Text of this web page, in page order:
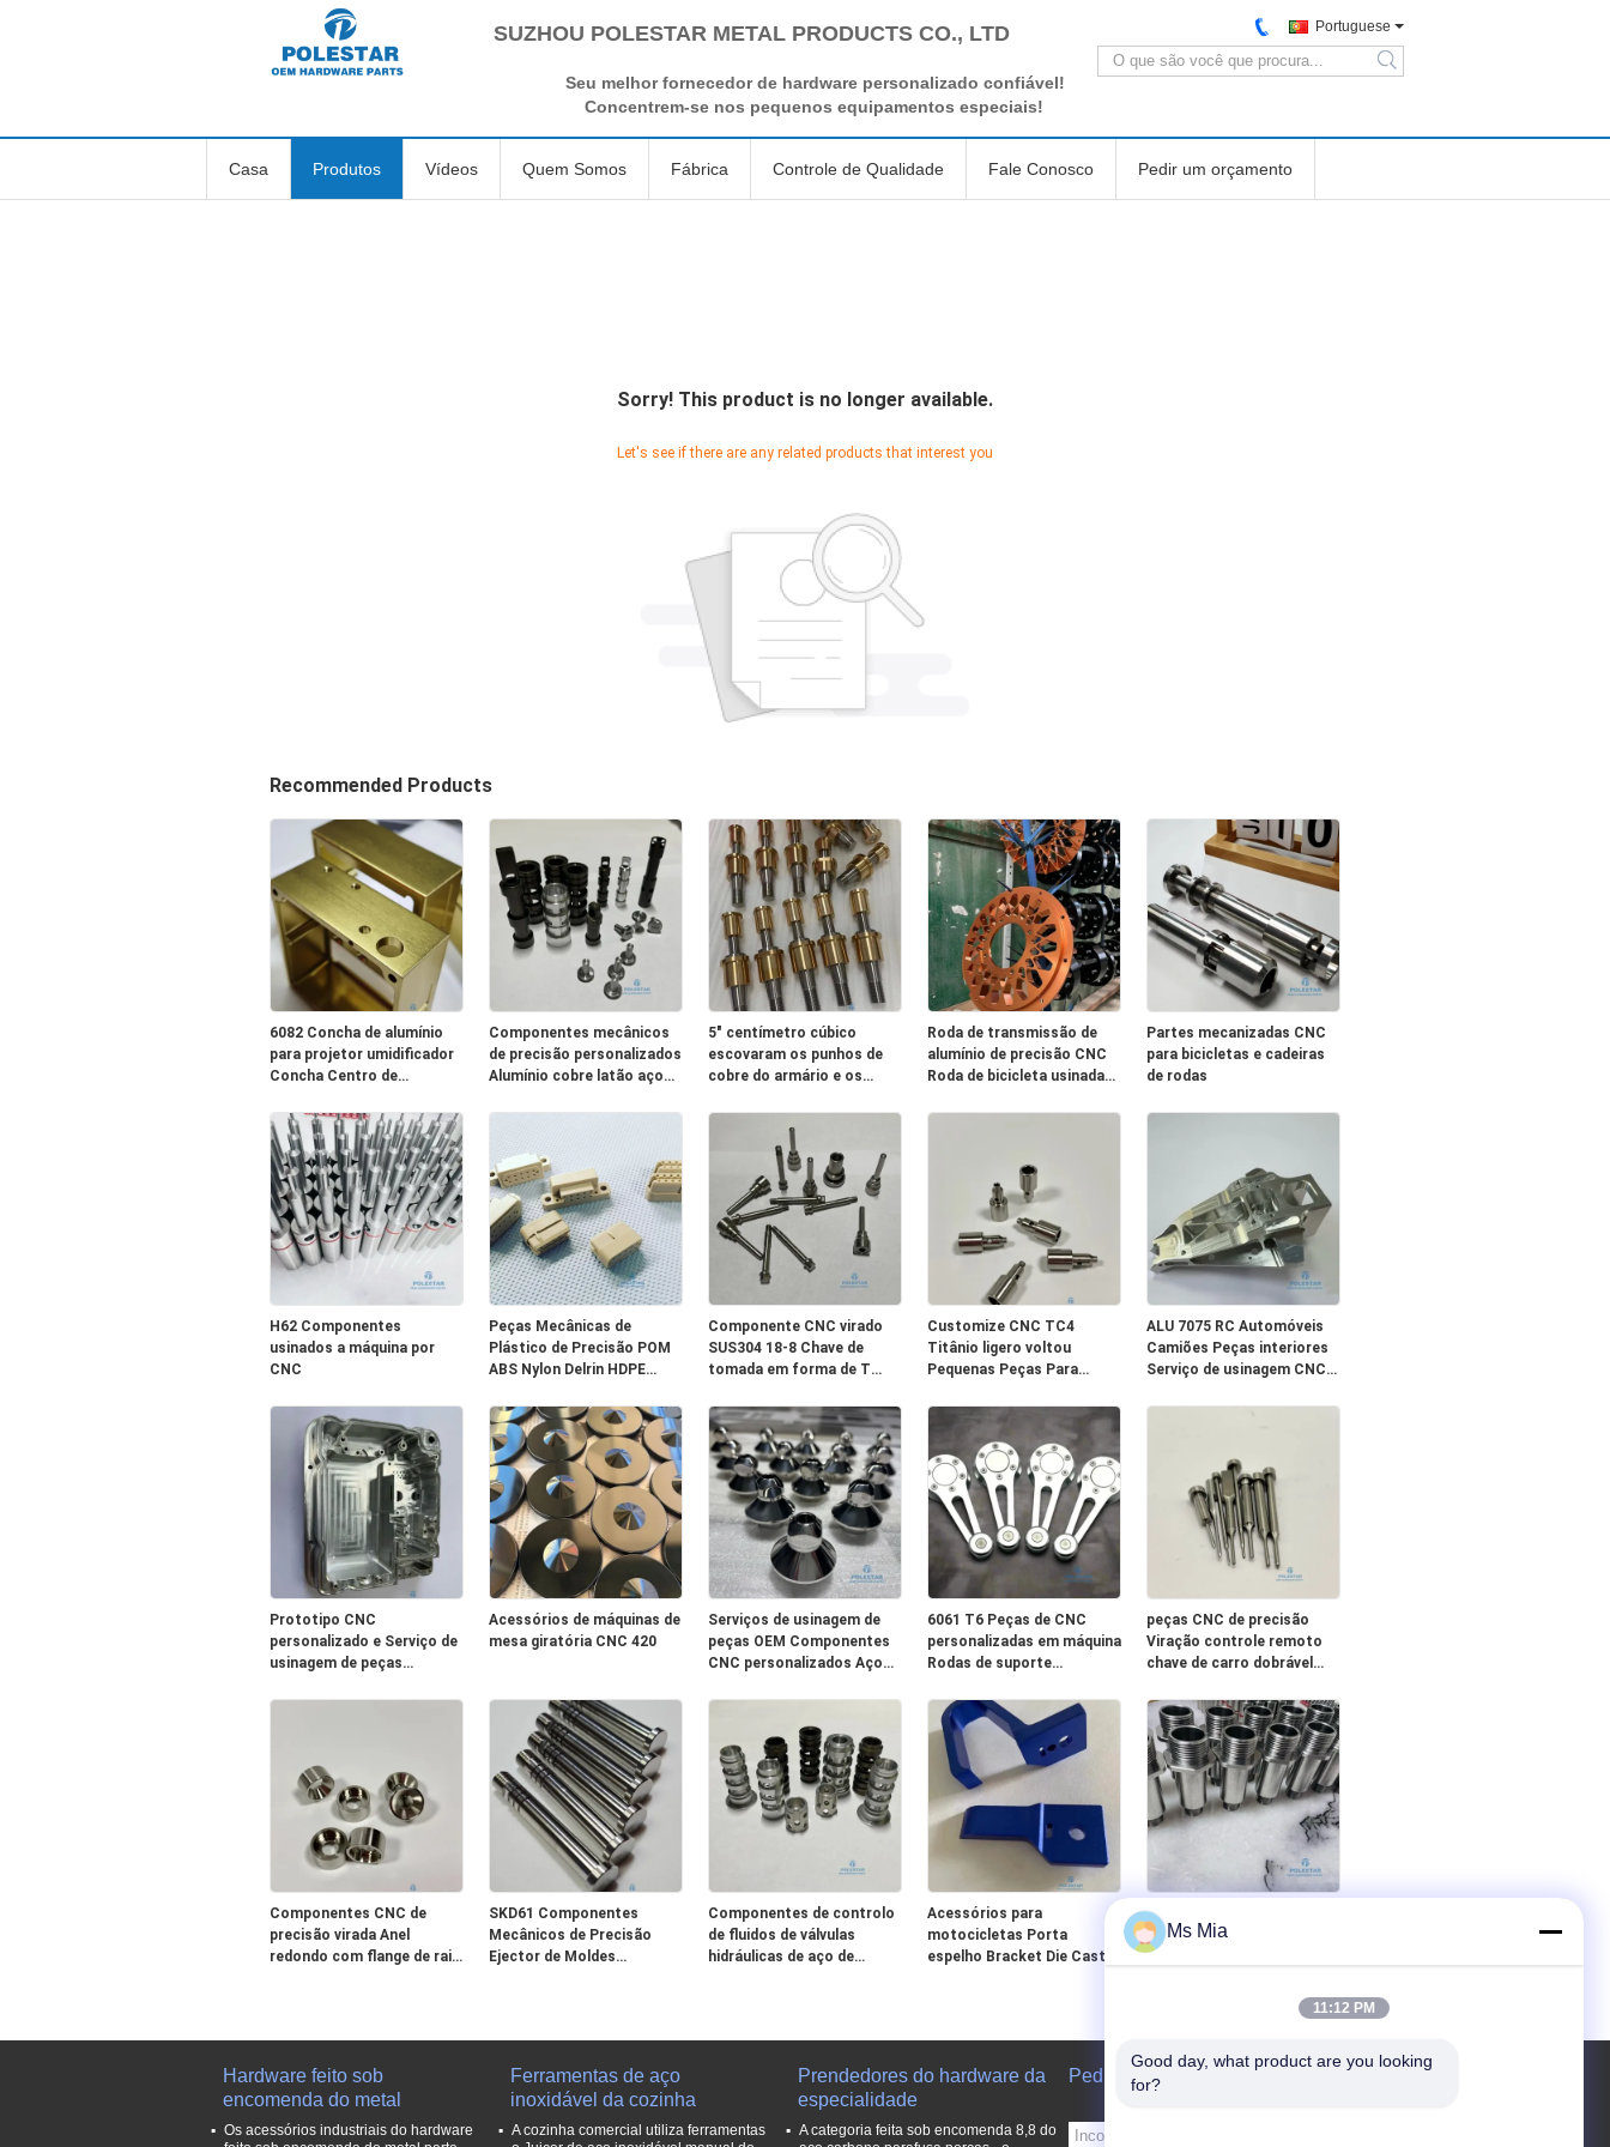
SUZHOU POLESTAR METAL PRODUCTS CO., LTD
Seu melhor fornecedor de hardware personalizado confiável!
Concentrem-se nos pequenos equipamentos especiais!
Portuguese
search
Casa Produtos Vídeos Quem Somos Fábrica Controle de Qualidade Fale Conosco Pedir um orçamento
Sorry! This product is no longer available.
Let's see if there are any related products that interest you
Recommended Products
6082 Concha de alumínio
para projetor umidificador
Concha Centro de
Componentes mecânicos
de precisão personalizados
Alumínio cobre latão aço
5" centímetro cúbico
escovaram os punhos de
cobre do armário e os
do armário de cozinha dos
Roda de transmissão de
alumínio de precisão CNC
Roda de bicicleta usinada
Partes mecanizadas CNC
para bicicletas e cadeiras
de rodas
H62 Componentes
usinados a máquina por
CNC
Peças Mecânicas de
Plástico de Precisão POM
ABS Nylon Delrin HDPE
PEEK
Componente CNC virado
SUS304 18-8 Chave de
tomada em forma de T
descolamento
Customize CNC TC4
Titânio ligero voltou
Pequenas Peças Para
ALU 7075 RC Automóveis
Camiões Peças interiores
Serviço de usinagem CNC
Prototipo CNC
personalizado e Serviço de
usinagem de peças
engrenagem com plástico
Acessórios de máquinas de
mesa giratória CNC 420
Serviços de usinagem de
peças OEM Componentes
CNC personalizados Aço
Plástico
6061 T6 Peças de CNC
personalizadas em máquina
Rodas de suporte
Anodizantes de prata
brilhante
peças CNC de precisão
Viração controle remoto
chave de carro dobrável
Chemcial polido
Componentes CNC de
precisão virada Anel
redondo com flange de raio
SKD61 Componentes
Mecânicos de Precisão
Ejector de Moldes
Componentes de controlo
de fluidos de válvulas
hidráulicas de aço de
Acessórios para
motocicletas Porta
espelho Bracket Die Cast
SUS316 Componentes de
precisão de aço inoxidável
Filamento externo Pagoda
Hardware feito sob
encomenda do metal
Os acessórios industriais do hardware
Ferramentas de aço
inoxidável da cozinha
A cozinha comercial utiliza ferramentas
Prendedores do hardware da
especialidade
A categoria feita sob encomenda 8,8 do
Pedir um orçamento
Ms Mia
11:12 PM
Good day, what product are you looking
for?